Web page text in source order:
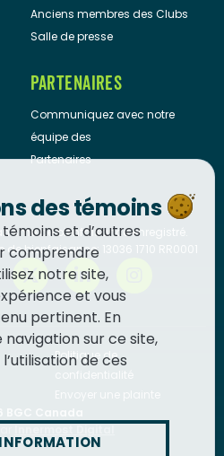
Anciens membres des Clubs
Salle de presse
PARTENAIRES
Communiquez avec notre
équipe des
Partenaires
de bienfaisance enregistré.
bienfaisance: 13036 1710 RR0001
Politique de
des témoins
et d’autres
comprendre
notre site,
et vous
pertinent. En
sur ce site,
de ces